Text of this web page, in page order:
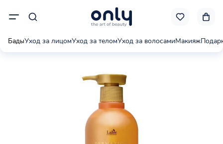
БадыУход за лицомУход за теломУход за волосамиМакияж